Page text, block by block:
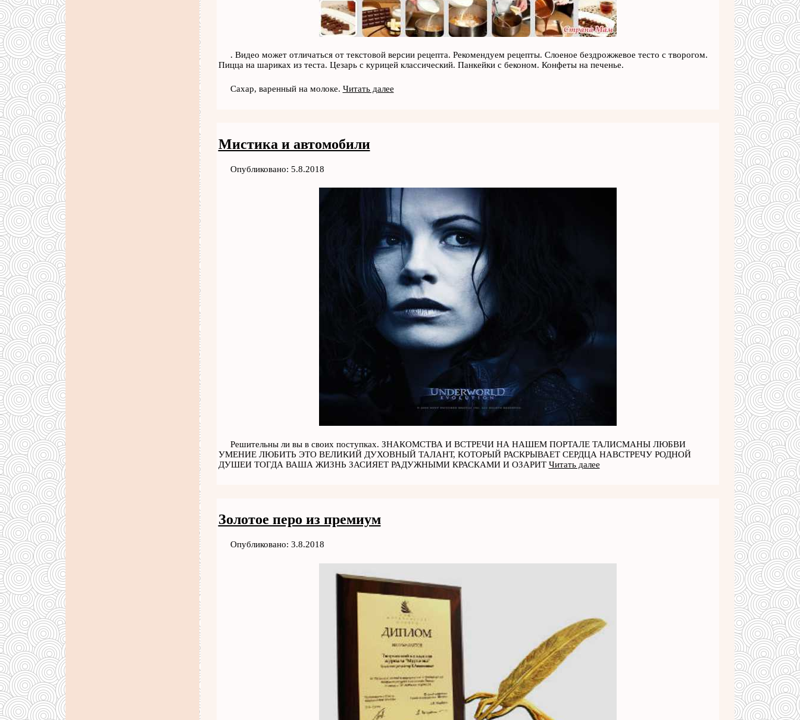
. Видео может отличаться от текстовой версии рецепта. Рекомендуем рецепты. Слоеное бездрожжевое тесто с творогом.
Пицца на шариках из теста. Цезарь с курицей классический. Панкейки с беконом. Конфеты на печенье.
Сахар, варенный на молоке. Читать далее
Мистика и автомобили
Опубликовано: 5.8.2018
Решительны ли вы в своих поступках. ЗНАКОМСТВА И ВСТРЕЧИ НА НАШЕМ ПОРТАЛЕ ТАЛИСМАНЫ ЛЮБВИ
УМЕНИЕ ЛЮБИТЬ ЭТО ВЕЛИКИЙ ДУХОВНЫЙ ТАЛАНТ, КОТОРЫЙ РАСКРЫВАЕТ СЕРДЦА НАВСТРЕЧУ РОДНОЙ
ДУШЕИ ТОГДА ВАША ЖИЗНЬ ЗАСИЯЕТ РАДУЖНЫМИ КРАСКАМИ И ОЗАРИТ Читать далее
Золотое перо из премиум
Опубликовано: 3.8.2018